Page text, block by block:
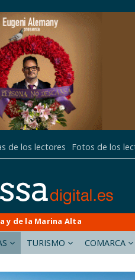
de los lectores Fotos de los
y de la Marina Alta
calpdigital.es
TURISMO COMARCA